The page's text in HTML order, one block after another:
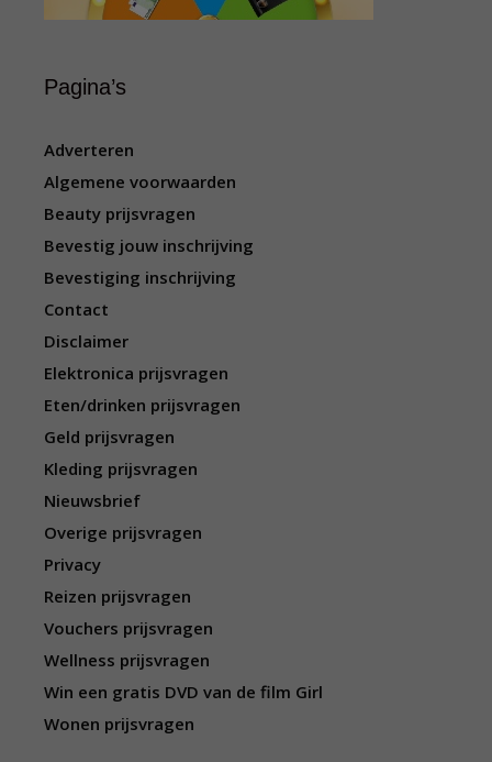
Pagina’s
Adverteren
Algemene voorwaarden
Beauty prijsvragen
Bevestig jouw inschrijving
Bevestiging inschrijving
Contact
Disclaimer
Elektronica prijsvragen
Eten/drinken prijsvragen
Geld prijsvragen
Kleding prijsvragen
Nieuwsbrief
Overige prijsvragen
Privacy
Reizen prijsvragen
Vouchers prijsvragen
Wellness prijsvragen
Win een gratis DVD van de film Girl
Wonen prijsvragen